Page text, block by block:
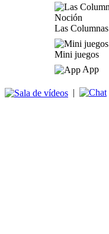
Las Columnas
Mini juegos
App
|